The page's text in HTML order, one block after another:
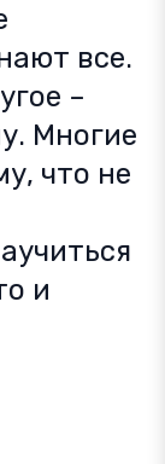
все.
–
Многие
что не
и